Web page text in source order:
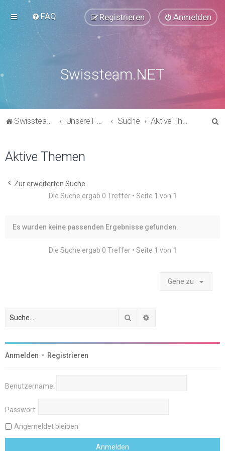
FAQ Anmelden
Registrieren
Swissteam.NET
Swissteam.NET Unsere Foren Suche Aktive Themen
Aktive Themen
Zur erweiterten Suche
Die Suche ergab 0 Treffer • Seite 1 von 1
Es wurden keine passenden Ergebnisse gefunden.
Die Suche ergab 0 Treffer • Seite 1 von 1
Gehe zu
Suche
Anmelden • Registrieren
Benutzername:
Passwort:
Angemeldet bleiben